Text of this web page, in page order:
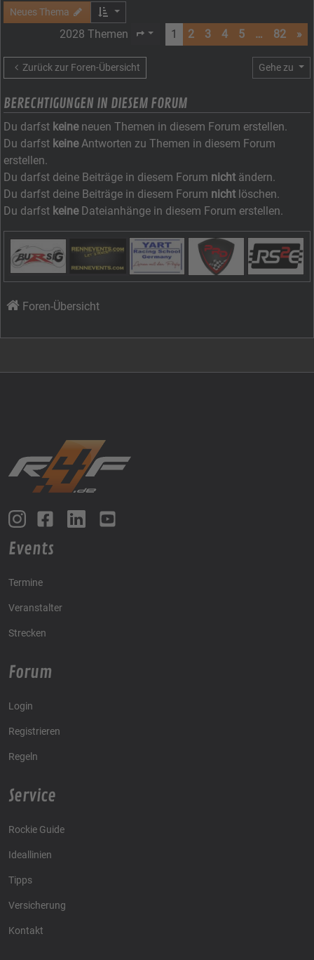
Neues Thema
2028 Themen Seite von82
1 2 3 4 5 … 82 »
Zurück zur Foren-Übersicht Gehe zu
BERECHTIGUNGEN IN DIESEM FORUM
Du darfst keineneuen Themen in diesem Forum erstellen.
Du darfst keineAntworten zu Themen in diesem Forum
erstellen.
Du darfst deine Beiträge in diesem Forum nicht ändern.
Du darfst deine Beiträge in diesem Forum nicht löschen.
Du darfst keineDateianhänge in diesem Forum erstellen.
Foren-Übersicht
Events
Termine
Veranstalter
Strecken
Forum
Login
Registrieren
Regeln
Service
Rockie Guide
Ideallinien
Tipps
Versicherung
Kontakt